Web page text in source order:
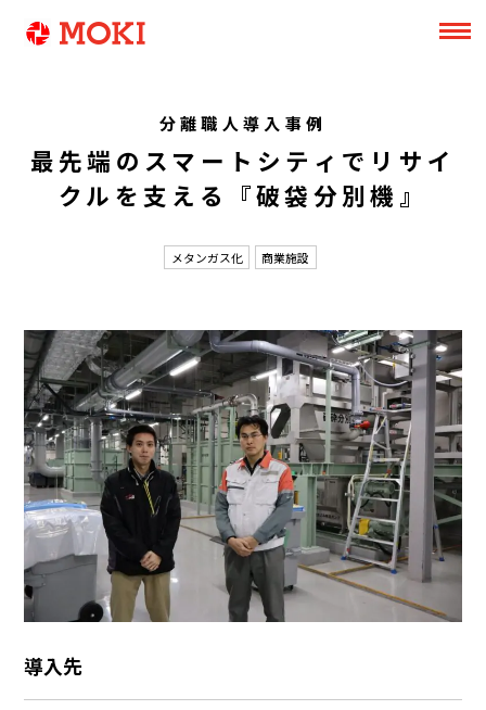
分離職人導入事例
最先端のスマートシティでリサイ
クルを支える『破袋分別機』
メタンガス化 商業施設
導入先